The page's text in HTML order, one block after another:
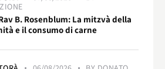
B. Rosenblum: La mitzvà della
e il consumo di carne